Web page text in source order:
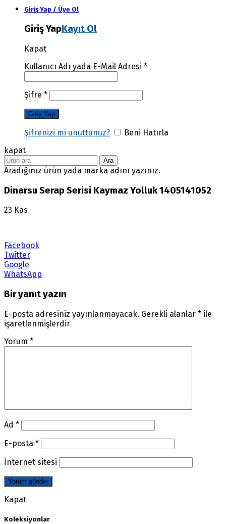
Giriş Yap / Üye Ol
Giriş YapKayıt Ol
Kapat
Kullanıcı Adı yada E-Mail Adresi *
Şifre *
Şifrenizi mi unuttunuz?
Beni Hatırla
kapat
Ara
Aradığınız ürün yada marka adını yazınız.
Dinarsu Serap Serisi Kaymaz Yolluk 1405141052
23 Kas
Facebook
Twitter
Google
WhatsApp
Bir yanıt yazın
E-posta adresiniz yayınlanmayacak. Gerekli alanlar * ile
işaretlenmişlerdir
Yorum *
Ad *
E-posta *
İnternet sitesi
Kapat
Koleksiyonlar